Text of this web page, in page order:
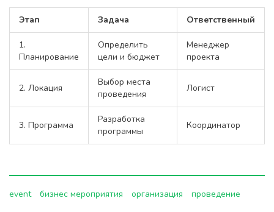
Этап Задача Ответственный
1.
Планирование
Определить
цели и бюджет
Менеджер
проекта
2. Локация
Выбор места
проведения
Логист
3. Программа
Разработка
программы
Координатор
event бизнес мероприятия организация проведение